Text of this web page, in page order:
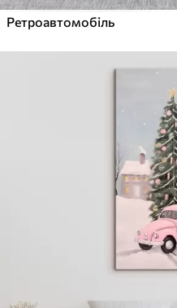
Ретроавтомобіль